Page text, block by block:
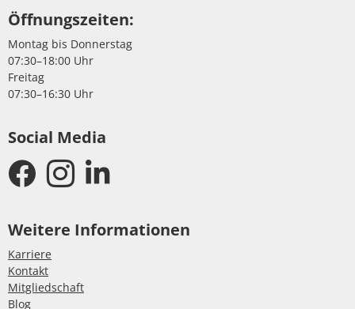
Öffnungszeiten:
Montag bis Donnerstag
07:30–18:00 Uhr
Freitag
07:30–16:30 Uhr
Social Media
Weitere Informationen
Karriere
Kontakt
Mitgliedschaft
Blog